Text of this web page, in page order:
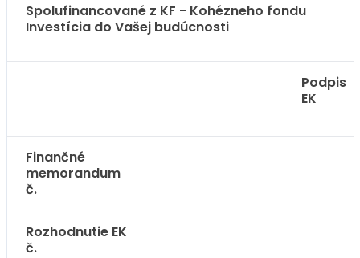
Spolufinancované z KF - Kohézneho fondu
Investícia do Vašej budúcnosti
Podpis
EK
Finančné
memorandum
č.
Rozhodnutie EK
č.